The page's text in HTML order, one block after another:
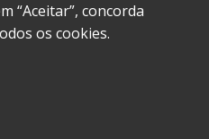
Termos e condições
Política de privacidade
“Aceitar”, concorda
os cookies.